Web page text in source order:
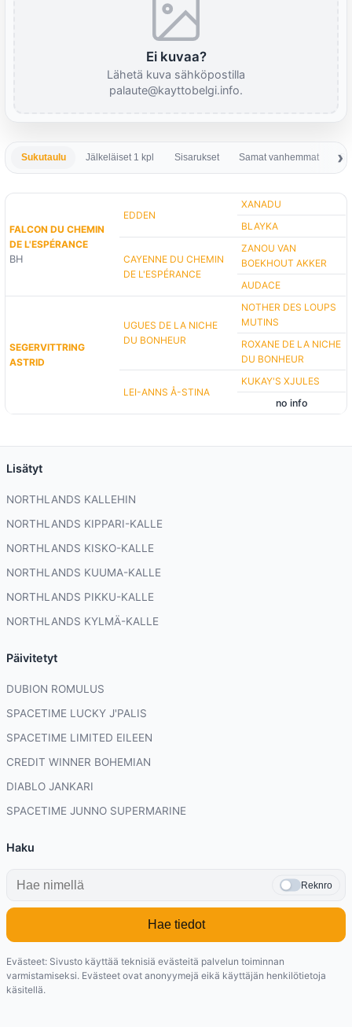
Ei kuvaa?
Lähetä kuva sähköpostilla
palaute@kayttobelgi.info.
Sukutaulu Jälkeläiset 1 kpl Sisarukset Samat vanhemmat
FALCON DU CHEMIN
DE L'ESPÉRANCE
BH
EDDEN
XANADU
BLAYKA
CAYENNE DU CHEMIN
DE L'ESPÉRANCE
ZANOU VAN
BOEKHOUT AKKER
AUDACE
SEGERVITTRING
ASTRID
UGUES DE LA NICHE
DU BONHEUR
NOTHER DES LOUPS
MUTINS
ROXANE DE LA NICHE
DU BONHEUR
LEI-ANNS Å-STINA
KUKAY'S XJULES
no info
Lisätyt
NORTHLANDS KALLEHIN
NORTHLANDS KIPPARI-KALLE
NORTHLANDS KISKO-KALLE
NORTHLANDS KUUMA-KALLE
NORTHLANDS PIKKU-KALLE
NORTHLANDS KYLMÄ-KALLE
Päivitetyt
DUBION ROMULUS
SPACETIME LUCKY J'PALIS
SPACETIME LIMITED EILEEN
CREDIT WINNER BOHEMIAN
DIABLO JANKARI
SPACETIME JUNNO SUPERMARINE
Haku
Reknro
Hae tiedot
Evästeet: Sivusto käyttää teknisiä evästeitä palvelun toiminnan
varmistamiseksi. Evästeet ovat anonyymejä eikä käyttäjän henkilötietoja
käsitellä.